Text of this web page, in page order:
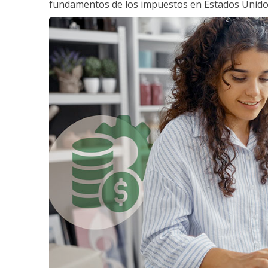
fundamentos de los impuestos en Estados